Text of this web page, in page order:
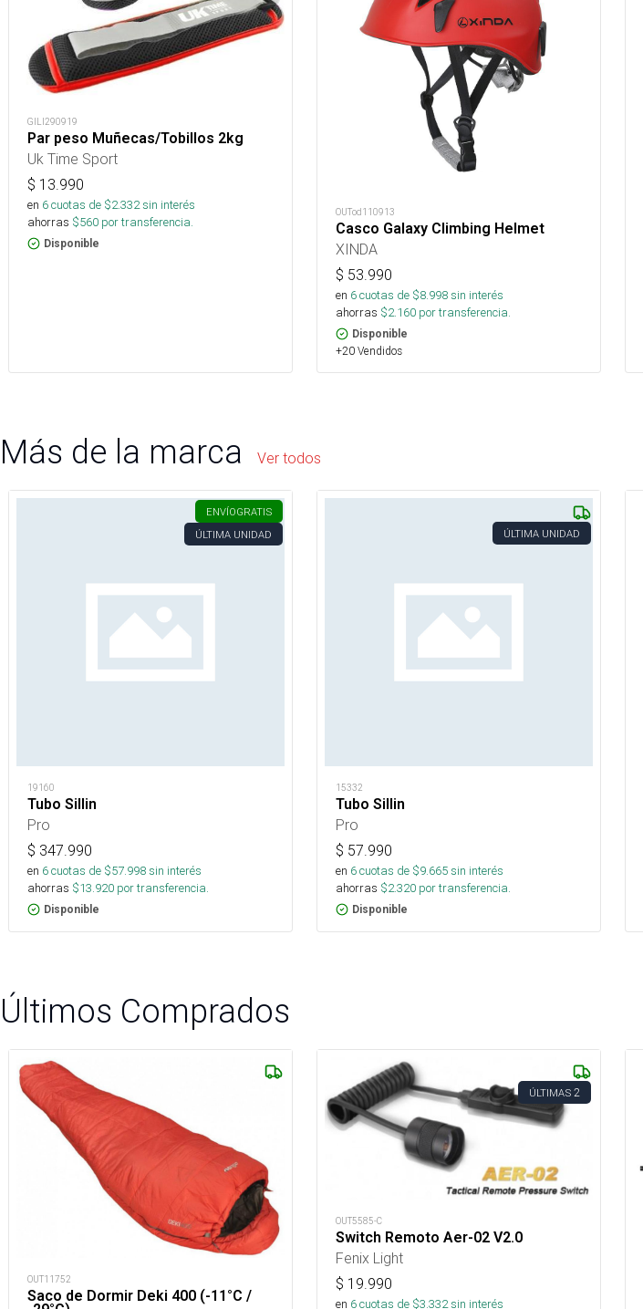
GILI290919
Par peso Muñecas/Tobillos 2kg
Uk Time Sport
$ 13.990
en 6cuotas de $2.332sin interés
ahorras $560 por transferencia.
Disponible
OUTod110913
Casco Galaxy Climbing Helmet
XINDA
$ 53.990
en 6cuotas de $8.998sin interés
ahorras $2.160 por transferencia.
Disponible
+20 Vendidos
Más de la marca Ver todos
ENVÍOGRATIS
ÚLTIMA UNIDAD
19160
Tubo Sillin
Pro
$ 347.990
en 6cuotas de $57.998sin interés
ahorras $13.920 por transferencia.
Disponible
ÚLTIMA UNIDAD
15332
Tubo Sillin
Pro
$ 57.990
en 6cuotas de $9.665sin interés
ahorras $2.320 por transferencia.
Disponible
Últimos Comprados
OUT11752
Saco de Dormir Deki 400 (-11°C /
ÚLTIMAS 2
OUT5585-C
Switch Remoto Aer-02 V2.0
Fenix Light
$ 19.990
en 6cuotas de $3.332sin interés